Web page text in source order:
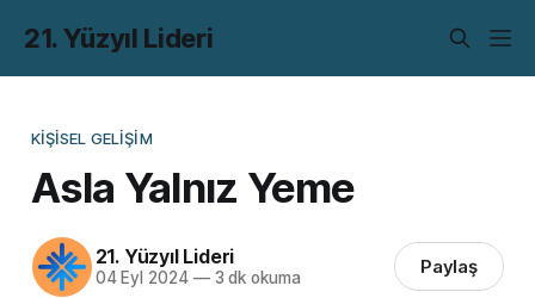
21. Yüzyıl Lideri
KIŞISEL GELIŞIM
Asla Yalnız Yeme
21. Yüzyıl Lideri
04 Eyl 2024 —3 dk okuma Paylaş